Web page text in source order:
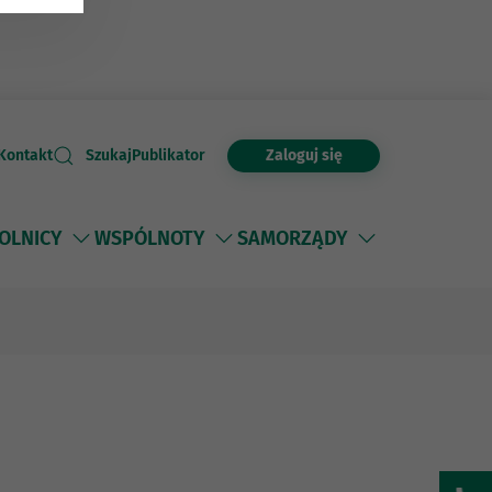
SzukajPublikator Zaloguj się
WSPÓLNOTY SAMORZĄDY